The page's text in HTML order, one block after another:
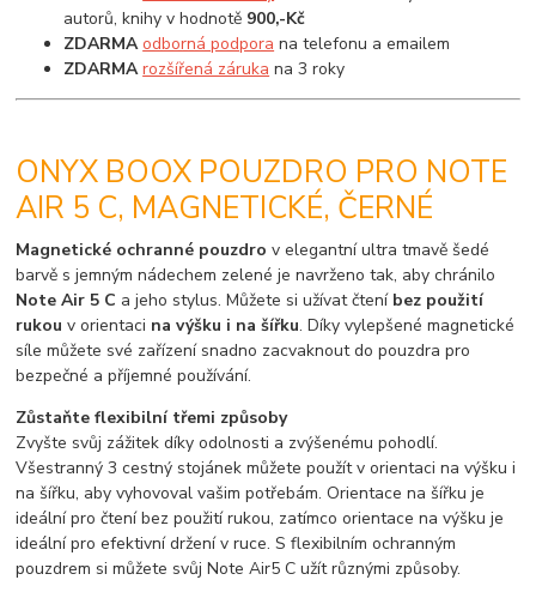
autorů, knihy v hodnotě 900,-Kč
ZDARMA odborná podpora na telefonu a emailem
ZDARMA rozšířená záruka na 3 roky
ONYX BOOX POUZDRO PRO NOTE
AIR 5 C, MAGNETICKÉ, ČERNÉ
Magnetické ochranné pouzdro v elegantní ultra tmavě šedé
barvě s jemným nádechem zelené je navrženo tak, aby chránilo
Note Air 5 C a jeho stylus. Můžete si užívat čteníbez použití
rukou v orientaci na výšku i na šířku. Díky vylepšené magnetické
síle můžete své zařízení snadno zacvaknout do pouzdra pro
bezpečné a příjemné používání.
Zůstaňte flexibilní třemi způsoby
Zvyšte svůj zážitek díky odolnosti a zvýšenému pohodlí.
Všestranný 3 cestný stojánek můžete použít v orientaci na výšku i
na šířku, aby vyhovoval vašim potřebám. Orientace na šířku je
ideální pro čtení bez použití rukou, zatímco orientace na výšku je
ideální pro efektivní držení v ruce. S flexibilním ochranným
pouzdrem si můžete svůj Note Air5 C užít různými způsoby.